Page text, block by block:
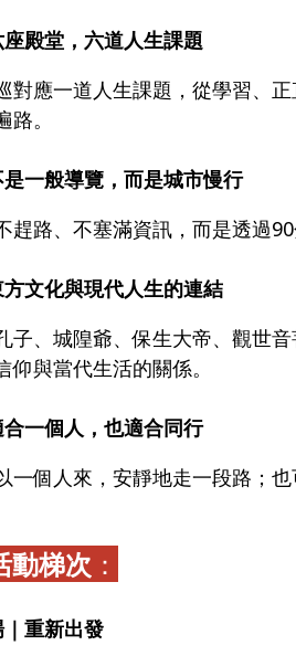
殿堂，六道人生課題
對應一道人生課題，從學習、
路。
一般導覽，而是城市慢行
趕路、不塞滿資訊，而是透過
文化與現代人生的連結
子、城隍爺、保生大帝、觀世
仰與當代生活的關係。
一個人，也適合同行
一個人來，安靜地走一段路；
動梯次 ：
重新出發